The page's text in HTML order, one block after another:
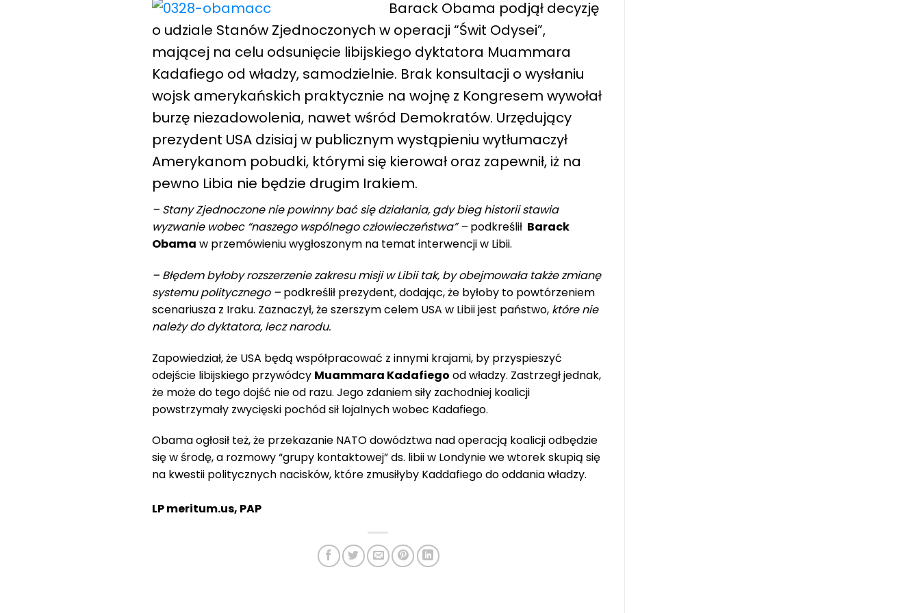
Barack Obama podjął decyzję
o udziale Stanów Zjednoczonych w operacji “Świt Odysei”,
mającej na celu odsunięcie libijskiego dyktatora Muammara
Kadafiego od władzy, samodzielnie. Brak konsultacji o wysłaniu
wojsk amerykańskich praktycznie na wojnę z Kongresem wywołał
burzę niezadowolenia, nawet wśród Demokratów. Urzędujący
prezydent USA dzisiaj w publicznym wystąpieniu wytłumaczył
Amerykanom pobudki, którymi się kierował oraz zapewnił, iż na
pewno Libia nie będzie drugim Irakiem.
– Stany Zjednoczone nie powinny bać się działania, gdy bieg historii stawia
wyzwanie wobec “naszego wspólnego człowieczeństwa” – podkreślił Barack
Obama w przemówieniu wygłoszonym na temat interwencji w Libii.
– Błędem byłoby rozszerzenie zakresu misji w Libii tak, by obejmowała także zmianę
systemu politycznego – podkreślił prezydent, dodając, że byłoby to powtórzeniem
scenariusza z Iraku. Zaznaczył, że szerszym celem USA w Libii jest państwo, które nie
należy do dyktatora, lecz narodu.
Zapowiedział, że USA będą współpracować z innymi krajami, by przyspieszyć
odejście libijskiego przywódcy Muammara Kadafiego od władzy. Zastrzegł jednak,
że może do tego dojść nie od razu. Jego zdaniem siły zachodniej koalicji
powstrzymały zwycięski pochód sił lojalnych wobec Kadafiego.
Obama ogłosił też, że przekazanie NATO dowództwa nad operacją koalicji odbędzie
się w środę, a rozmowy “grupy kontaktowej” ds. libii w Londynie we wtorek skupią się
na kwestii politycznych nacisków, które zmusiłyby Kaddafiego do oddania władzy.
LP meritum.us, PAP